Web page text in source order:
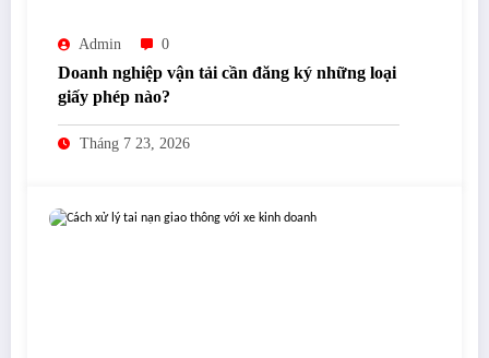
Admin 0
Doanh nghiệp vận tải cần đăng ký những loại
giấy phép nào?
Tháng 7 23, 2026